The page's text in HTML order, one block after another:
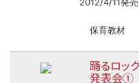
2012/4/11発売
保育教材
踊るロッ
発表会①